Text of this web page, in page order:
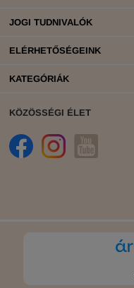
JOGI TUDNIVALÓK
ELÉRHETŐSÉGEINK
KATEGÓRIÁK
KÖZÖSSÉGI ÉLET